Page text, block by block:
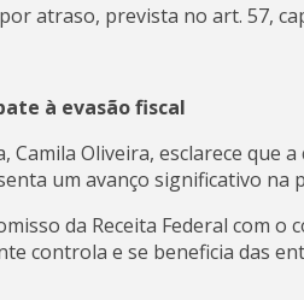
atraso, prevista no art. 57,
à evasão fiscal
Oliveira, esclarece que
um avanço significativo
da Receita Federal com
controla e se beneficia das